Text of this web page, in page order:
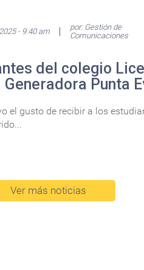
- 9:40 am
por: Gestión de
Comunicaciones
del colegio
Punta
el gusto de recibir a los
Ver más noticias